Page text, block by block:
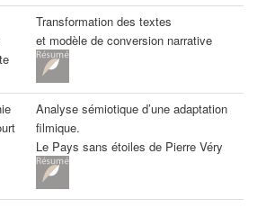
Transformation des textes
et modèle de conversion narrative
Analyse sémiotique d’une adaptation
filmique.
Le Pays sans étoiles de Pierre Véry